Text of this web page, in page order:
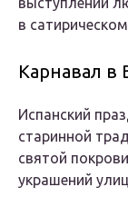
в
Карнавал в
Испанский
старинной
святой
украшений